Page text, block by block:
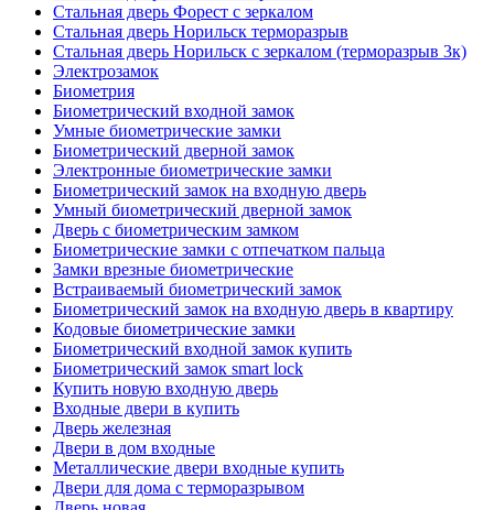
Стальная дверь Форест с зеркалом
Стальная дверь Норильск терморазрыв
Стальная дверь Норильск с зеркалом (терморазрыв 3к)
Электрозамок
Биометрия
Биометрический входной замок
Умные биометрические замки
Биометрический дверной замок
Электронные биометрические замки
Биометрический замок на входную дверь
Умный биометрический дверной замок
Дверь с биометрическим замком
Биометрические замки с отпечатком пальца
Замки врезные биометрические
Встраиваемый биометрический замок
Биометрический замок на входную дверь в квартиру
Кодовые биометрические замки
Биометрический входной замок купить
Биометрический замок smart lock
Купить новую входную дверь
Входные двери в купить
Дверь железная
Двери в дом входные
Металлические двери входные купить
Двери для дома с терморазрывом